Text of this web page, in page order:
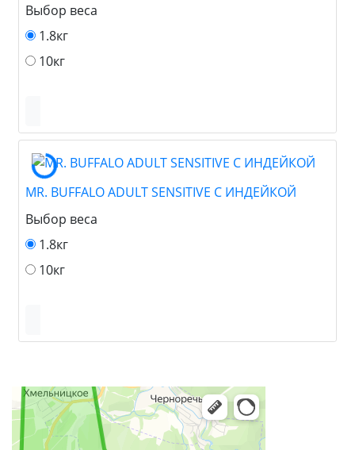
Выбор веса
1.8кг
10кг
MR. BUFFALO ADULT SENSITIVE С ИНДЕЙКОЙ
Выбор веса
1.8кг
10кг